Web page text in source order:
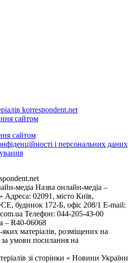
korrespondent.net
сайтом
сайтом
і персональних даних
медіа Назва онлайн-медіа –
Адреса: 02091, місто Київ,
будинок 172-Б, офіс 208/1 E-mail:
Телефон: 044-205-43-00
– R40-06068
матеріалів, розміщених на
за умови посилання на
зі сторінки « Новини України